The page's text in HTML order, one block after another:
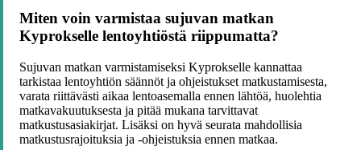
Miten voin varmistaa sujuvan matkan
Kyprokselle lentoyhtiöstä riippumatta?
Sujuvan matkan varmistamiseksi Kyprokselle kannattaa
tarkistaa lentoyhtiön säännöt ja ohjeistukset matkustamisesta,
varata riittävästi aikaa lentoasemalla ennen lähtöä, huolehtia
matkavakuutuksesta ja pitää mukana tarvittavat
matkustusasiakirjat. Lisäksi on hyvä seurata mahdollisia
matkustusrajoituksia ja -ohjeistuksia ennen matkaa.